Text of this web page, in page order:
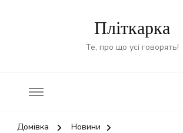
Пліткарка
Те, про що усі говорять!
Домівка
Новини